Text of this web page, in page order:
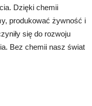
Dzięki chemii
produkować żywność i
się do rozwoju
Bez chemii nasz świat